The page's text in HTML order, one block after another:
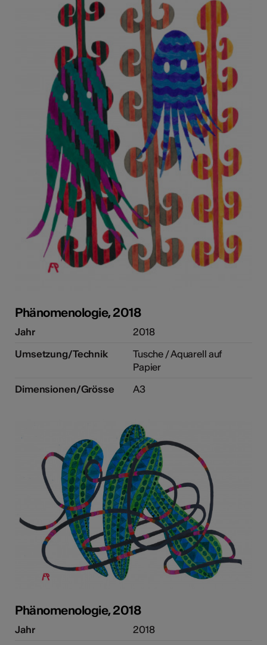
Phänomenologie, 2018
Jahr
2018
Umsetzung/Technik
Tusche / Aquarell auf
Papier
Dimensionen/Grösse
A3
Phänomenologie, 2018
Jahr
2018